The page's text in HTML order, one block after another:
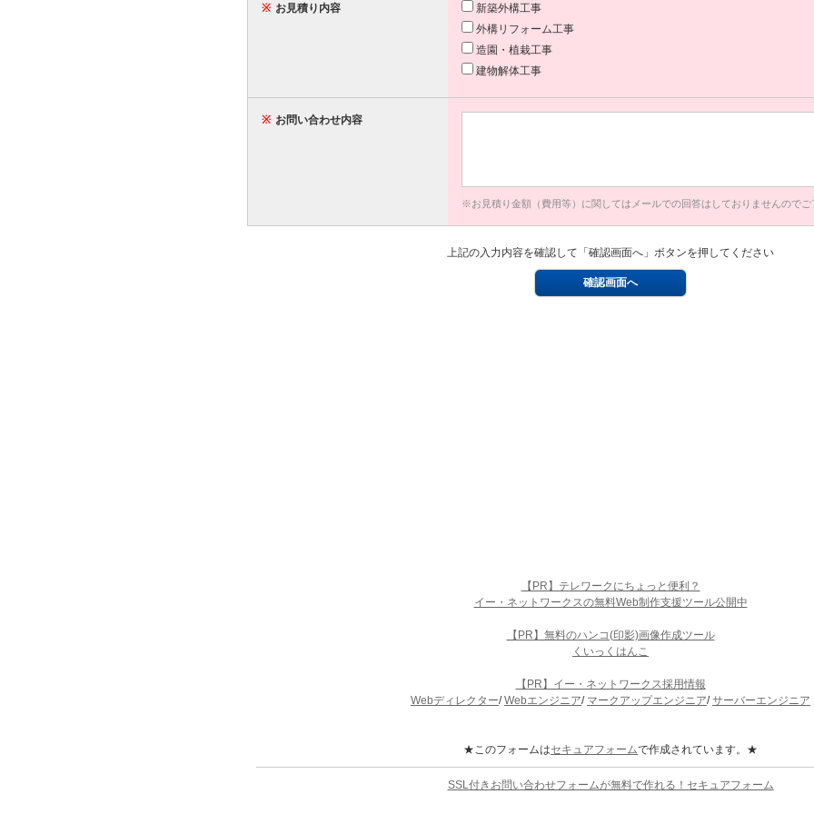
※ お見積り内容
新築外構工事
外構リフォーム工事
造園・植栽工事
建物解体工事
※ お問い合わせ内容
※お見積り金額（費用等）に関してはメールでの回答はしておりませんのでご
上記の入力内容を確認して「確認画面へ」ボタンを押してください
【PR】テレワークにちょっと便利？
イー・ネットワークスの無料Web制作支援ツール公開中
【PR】無料のハンコ(印影)画像作成ツール
くいっくはんこ
【PR】イー・ネットワークス採用情報
Webディレクター/Webエンジニア/ マークアップエンジニア/サーバーエンジニア
★このフォームはセキュアフォームで作成されています。★
SSL付きお問い合わせフォームが無料で作れる！セキュアフォーム